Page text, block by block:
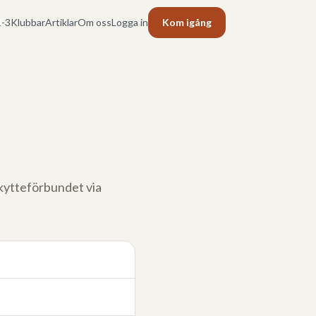
3KlubbarArtiklarOm ossLogga in Kom igång
via